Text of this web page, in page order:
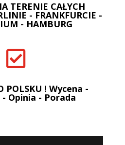
TERENIE CAŁYCH
- FRANKFURCIE -
- HAMBURG

POLSKU ! Wycena -
Opinia - Porada